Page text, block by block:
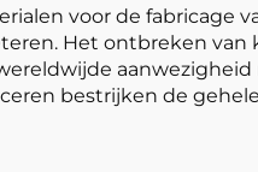
voor de fabricage
Het ontbreken van
bestrijken de